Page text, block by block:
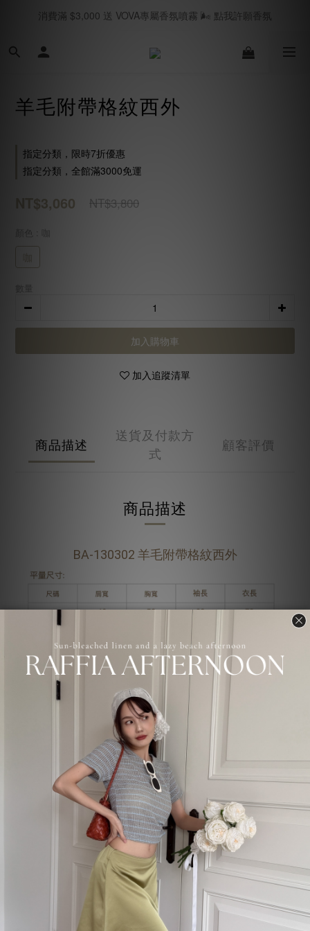
春夏現貨 海島國家旅遊必買🥂｜立即逛逛SHOPNOW
消費滿 $3,000 送 VOVA專屬香氛噴霧 🌬️ 點我許願香氛
羊毛附帶格紋西外
指定分類，限時7折優惠
指定分類，全館滿3000免運
NT$3,060 NT$3,800
加入購物車
加入追蹤清單
商品描述
送貨及付款方
式
顧客評價
商品描述
BA-130302 羊毛附帶格紋西外
●VOVA商品皆為現貨+預購，官網與門市的庫存同步，現貨皆
於24小時內出貨 (周末宅配物流不上班)。
" 規格無法加入購物車，即表示完售，等於門市也完
●若可接受預購，請點選"預購"規格加入購物車下單，預購商
品約莫2週工作日，鞋款約莫3週工作日。
●預購商品若超過3週工作日，則自動拆單將現貨寄出，預購
商品後續寄出運費由VOVA自行負擔。
●正韓商品斷貨屬正常現象，若遇斷貨則補償一次免運優惠代
碼，登入會員即可查看免運代碼。
●其他購物須知請點選官網最下方。
了解更多